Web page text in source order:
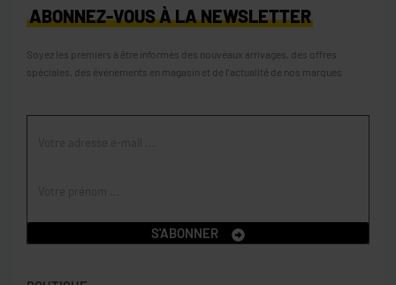
ABONNEZ-VOUS À LA NEWSLETTER
Soyez les premiers à être informés des nouveaux arrivages, des offres
spéciales, des événements en magasin et de l’actualité de nos marques
S'ABONNER